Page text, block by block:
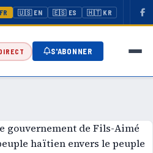
🇺🇸 EN 🇪🇸 ES 🇭🇹 KR
S'ABONNER